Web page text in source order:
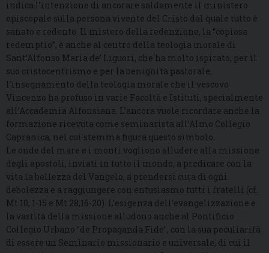
indica l’intenzione di ancorare saldamente il ministero
episcopale sulla persona vivente del Cristo dal quale tutto è
sanato e redento. Il mistero della redenzione, la “copiosa
redemptio”, è anche al centro della teologia morale di
Sant’Alfonso Maria de’ Liguori, che ha molto ispirato, per il
suo cristocentrismo e per la benignità pastorale,
l’insegnamento della teologia morale che il vescovo
Vincenzo ha profuso in varie Facoltà e Istituti, specialmente
all’Accademia Alfonsiana. L’ancora vuole ricordare anche la
formazione ricevuta come seminarista all’Almo Collegio
Capranica, nel cui stemma figura questo simbolo.
Le onde del mare e i monti vogliono alludere alla missione
degli apostoli, inviati in tutto il mondo, a predicare con la
vita la bellezza del Vangelo, a prendersi cura di ogni
debolezza e a raggiungere con entusiasmo tutti i fratelli (cf.
Mt 10, 1-15 e Mt 28,16-20). L’esigenza dell’evangelizzazione e
la vastità della missione alludono anche al Pontificio
Collegio Urbano “de Propaganda Fide”, con la sua peculiarità
di essere un Seminario missionario e universale, di cui il